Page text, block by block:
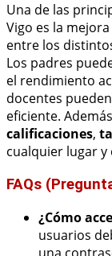
Una de las
Vigo es la
entre los
Los padres
el rendimiento
docentes
eficiente.
calificaciones,
cualquier lugar
FAQs
¿Cómo
usuarios